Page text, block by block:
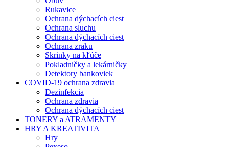
Rukavice
Ochrana dýchacích ciest
Ochrana sluchu
Ochrana dýchacích ciest
Ochrana zraku
Skrinky na kľúče
Pokladničky a lekárničky
Detektory bankoviek
COVID-19 ochrana zdravia
Dezinfekcia
Ochrana zdravia
Ochrana dýchacích ciest
TONERY a ATRAMENTY
HRY A KREATIVITA
Hry